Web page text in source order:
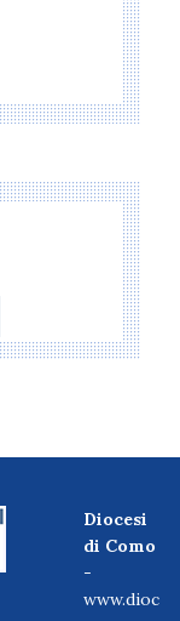
Diocesi
di Como
-
www.dioc